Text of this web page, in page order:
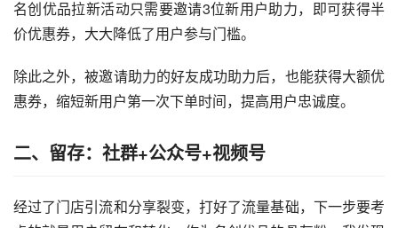
名创优品拉新活动只需要邀请3位新用户助力，即可获得半
价优惠券，大大降低了用户参与门槛。
除此之外，被邀请助力的好友成功助力后，也能获得大额优
惠券，缩短新用户第一次下单时间，提高用户忠诚度。
二、留存：社群+公众号+视频号
经过了门店引流和分享裂变，打好了流量基础，下一步要考